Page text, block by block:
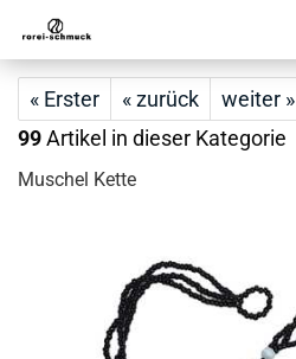
« Erster « zurück weiter »
99Artikel in dieser Kategorie
Muschel Kette